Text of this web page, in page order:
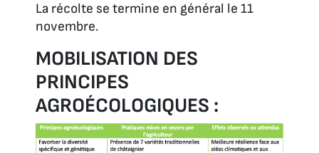
La récolte se termine en général le 11
novembre.
MOBILISATION DES
PRINCIPES
AGROÉCOLOGIQUES :